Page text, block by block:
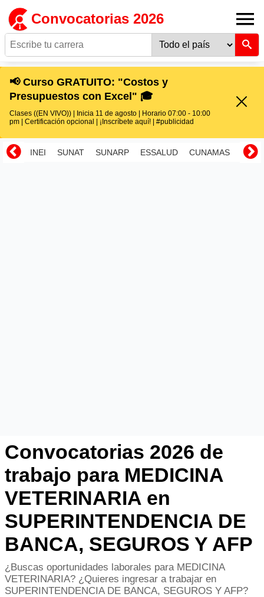
Convocatorias 2026
📢 Curso GRATUITO: "Costos y
Presupuestos con Excel" 🎓
Clases ((EN VIVO)) | Inicia 11 de agosto | Horario 07:00 - 10:00
pm | Certificación opcional | ¡Inscríbete aquí! | #publicidad
INEI SUNAT SUNARP ESSALUD CUNAMAS
Convocatorias 2026 de
trabajo para MEDICINA
VETERINARIA en
SUPERINTENDENCIA DE
BANCA, SEGUROS Y AFP
¿Buscas oportunidades laborales para MEDICINA
VETERINARIA? ¿Quieres ingresar a trabajar en
SUPERINTENDENCIA DE BANCA, SEGUROS Y AFP?